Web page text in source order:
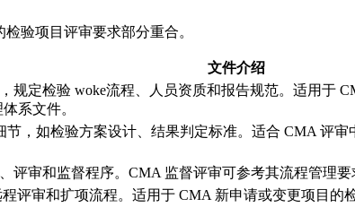
验项目评审要求部分重合。
文件介绍
规定检验 woke流程、人员资质和报告规范。适用于
系文件。
节，如检验方案设计、结果判定标准。适合 CMA 评
评审和监督程序。CMA 监督评审可参考其流程管理要
评审和扩项流程。适用于 CMA 新申请或变更项目的